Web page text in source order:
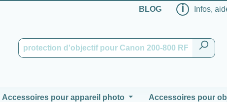
BLOG ℹ Infos,
Accessoires pour appareil photo Accessoires pour